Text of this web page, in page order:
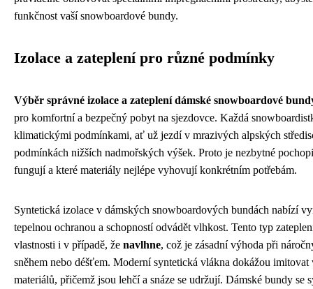
funkčnost vaší snowboardové bundy.
Izolace a zateplení pro různé podmínky
Výběr správné izolace a zateplení dámské snowboardové
pro komfortní a bezpečný pobyt na sjezdovce. Každá
klimatickými podmínkami, ať už jezdí v mrazivých alpských
podmínkách nižších nadmořských výšek. Proto je nezbytné
fungují a které materiály nejlépe vyhovují konkrétním potřebám.
Syntetická izolace v dámských snowboardových bundách nabízí
tepelnou ochranou a schopností odvádět vlhkost. Tento typ
vlastnosti i v případě, že navlhne, což je zásadní výhoda při
sněhem nebo déšťem. Moderní syntetická vlákna dokážou
materiálů, přičemž jsou lehčí a snáze se udržují. Dámské bundy se